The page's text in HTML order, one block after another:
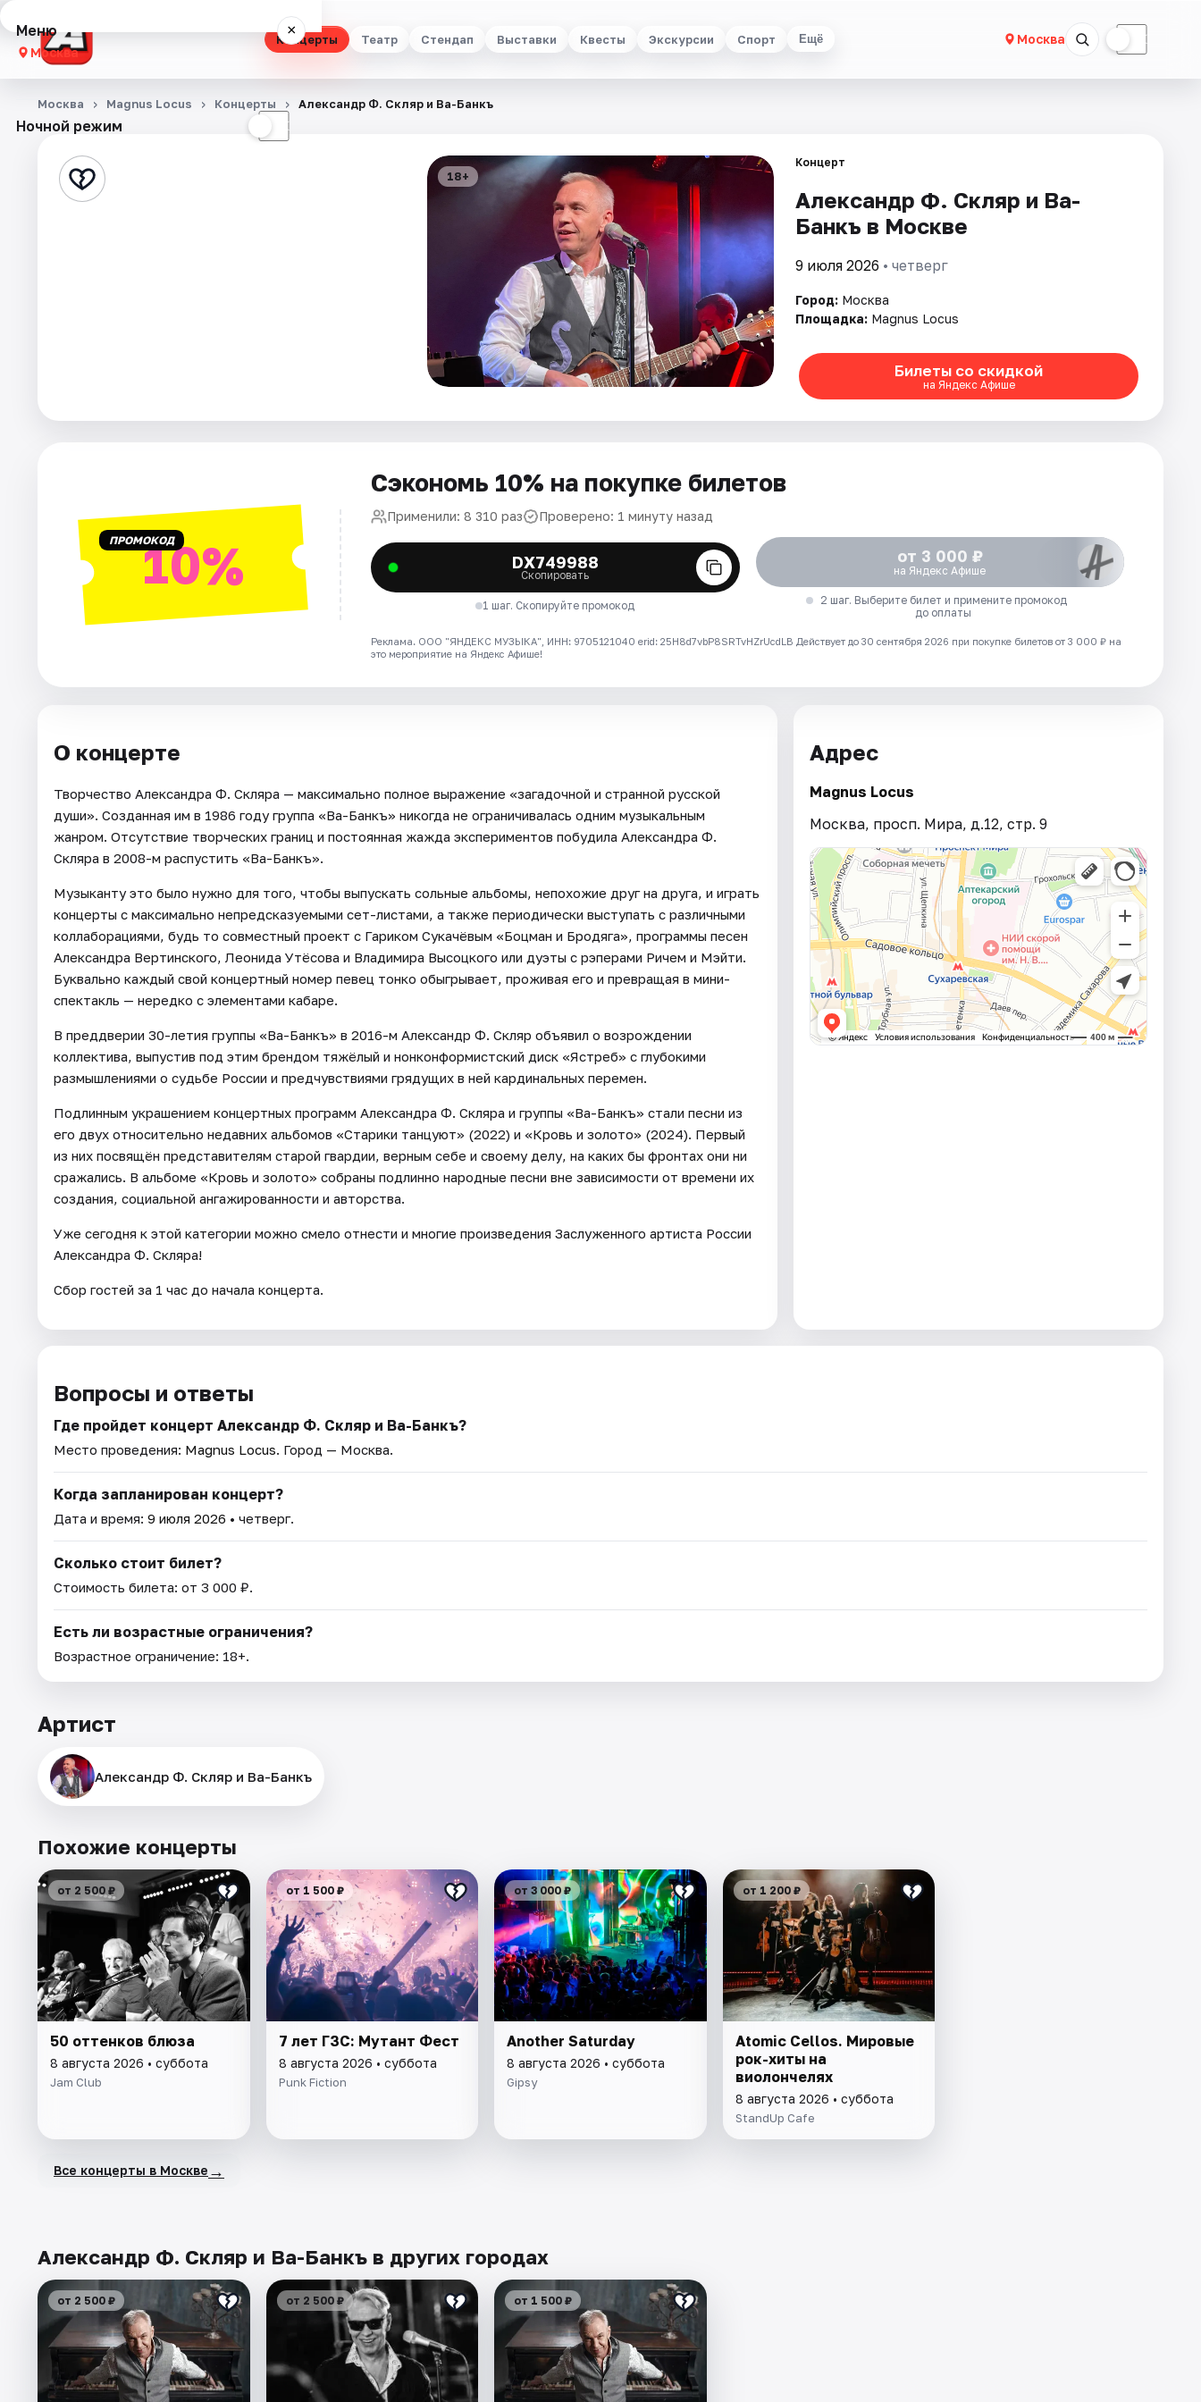
Концерты Театр Стендап Выставки Квесты Экскурсии Спорт Ещё Москва ☾
Меню ×
Москва
Концерты
Стендап
Артисты
Ночной режим ☾
Москва Magnus Locus Концерты Александр Ф. Скляр и Ва-Банкъ
18+
Концерт
Александр Ф. Скляр и Ва-
Банкъ в Москве
9 июля 2026 • четверг
Город: Москва
Площадка: Magnus Locus
Билеты со скидкой
на Яндекс Афише
ПРОМОКОД10%
Сэкономь 10% на покупке билетов
Применили: 8 310 раз Проверено: 1 минуту назад
DX749988
Скопировать
1 шаг. Скопируйте промокод
от 3 000 ₽
на Яндекс Афише
2 шаг. Выберите билет и примените промокод
до оплаты
Реклама. ООО "ЯНДЕКС МУЗЫКА", ИНН: 9705121040 erid: 25H8d7vbP8SRTvHZrUcdLB Действует до 30 сентября 2026 при покупке билетов от 3 000 ₽ на
это мероприятие на Яндекс Афише!
О концерте
Творчество Александра Ф. Скляра — максимально полное выражение «загадочной и странной русской
души». Созданная им в 1986 году группа «Ва-Банкъ» никогда не ограничивалась одним музыкальным
жанром. Отсутствие творческих границ и постоянная жажда экспериментов побудила Александра Ф.
Скляра в 2008-м распустить «Ва-Банкъ».
Музыканту это было нужно для того, чтобы выпускать сольные альбомы, непохожие друг на друга, и играть
концерты с максимально непредсказуемыми сет-листами, а также периодически выступать с различными
коллаборациями, будь то совместный проект с Гариком Сукачёвым «Боцман и Бродяга», программы песен
Александра Вертинского, Леонида Утёсова и Владимира Высоцкого или дуэты с рэперами Ричем и Мэйти.
Буквально каждый свой концертный номер певец тонко обыгрывает, проживая его и превращая в мини-
спектакль — нередко с элементами кабаре.
В преддверии 30-летия группы «Ва-Банкъ» в 2016-м Александр Ф. Скляр объявил о возрождении
коллектива, выпустив под этим брендом тяжёлый и нонконформистский диск «Ястреб» с глубокими
размышлениями о судьбе России и предчувствиями грядущих в ней кардинальных перемен.
Подлинным украшением концертных программ Александра Ф. Скляра и группы «Ва-Банкъ» стали песни из
его двух относительно недавних альбомов «Старики танцуют» (2022) и «Кровь и золото» (2024). Первый
из них посвящён представителям старой гвардии, верным себе и своему делу, на каких бы фронтах они ни
сражались. В альбоме «Кровь и золото» собраны подлинно народные песни вне зависимости от времени их
создания, социальной ангажированности и авторства.
Уже сегодня к этой категории можно смело отнести и многие произведения Заслуженного артиста России
Александра Ф. Скляра!
Сбор гостей за 1 час до начала концерта.
Адрес
Magnus Locus
Москва, просп. Мира, д.12, стр. 9
Вопросы и ответы
Где пройдет концерт Александр Ф. Скляр и Ва-Банкъ?
Место проведения: Magnus Locus. Город — Москва.
Когда запланирован концерт?
Дата и время: 9 июля 2026 • четверг.
Сколько стоит билет?
Стоимость билета: от 3 000 ₽.
Есть ли возрастные ограничения?
Возрастное ограничение: 18+.
Артист
Александр Ф. Скляр и Ва-Банкъ
Похожие концерты
от 2 500 ₽
50 оттенков блюза
8 августа 2026 • суббота
Jam Club
от 1 500 ₽
7 лет ГЗС: Мутант Фест
8 августа 2026 • суббота
Punk Fiction
от 3 000 ₽
Another Saturday
8 августа 2026 • суббота
Gipsy
от 1 200 ₽
Atomic Cellos. Мировые
рок-хиты на
виолончелях
8 августа 2026 • суббота
StandUp Cafe
Все концерты в Москве →
Александр Ф. Скляр и Ва-Банкъ в других городах
от 2 500 ₽ от 2 500 ₽ от 1 500 ₽